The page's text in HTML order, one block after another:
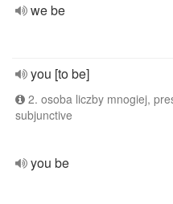
we be
you [to be]
2. osoba liczby mnogiej,
subjunctive
you be